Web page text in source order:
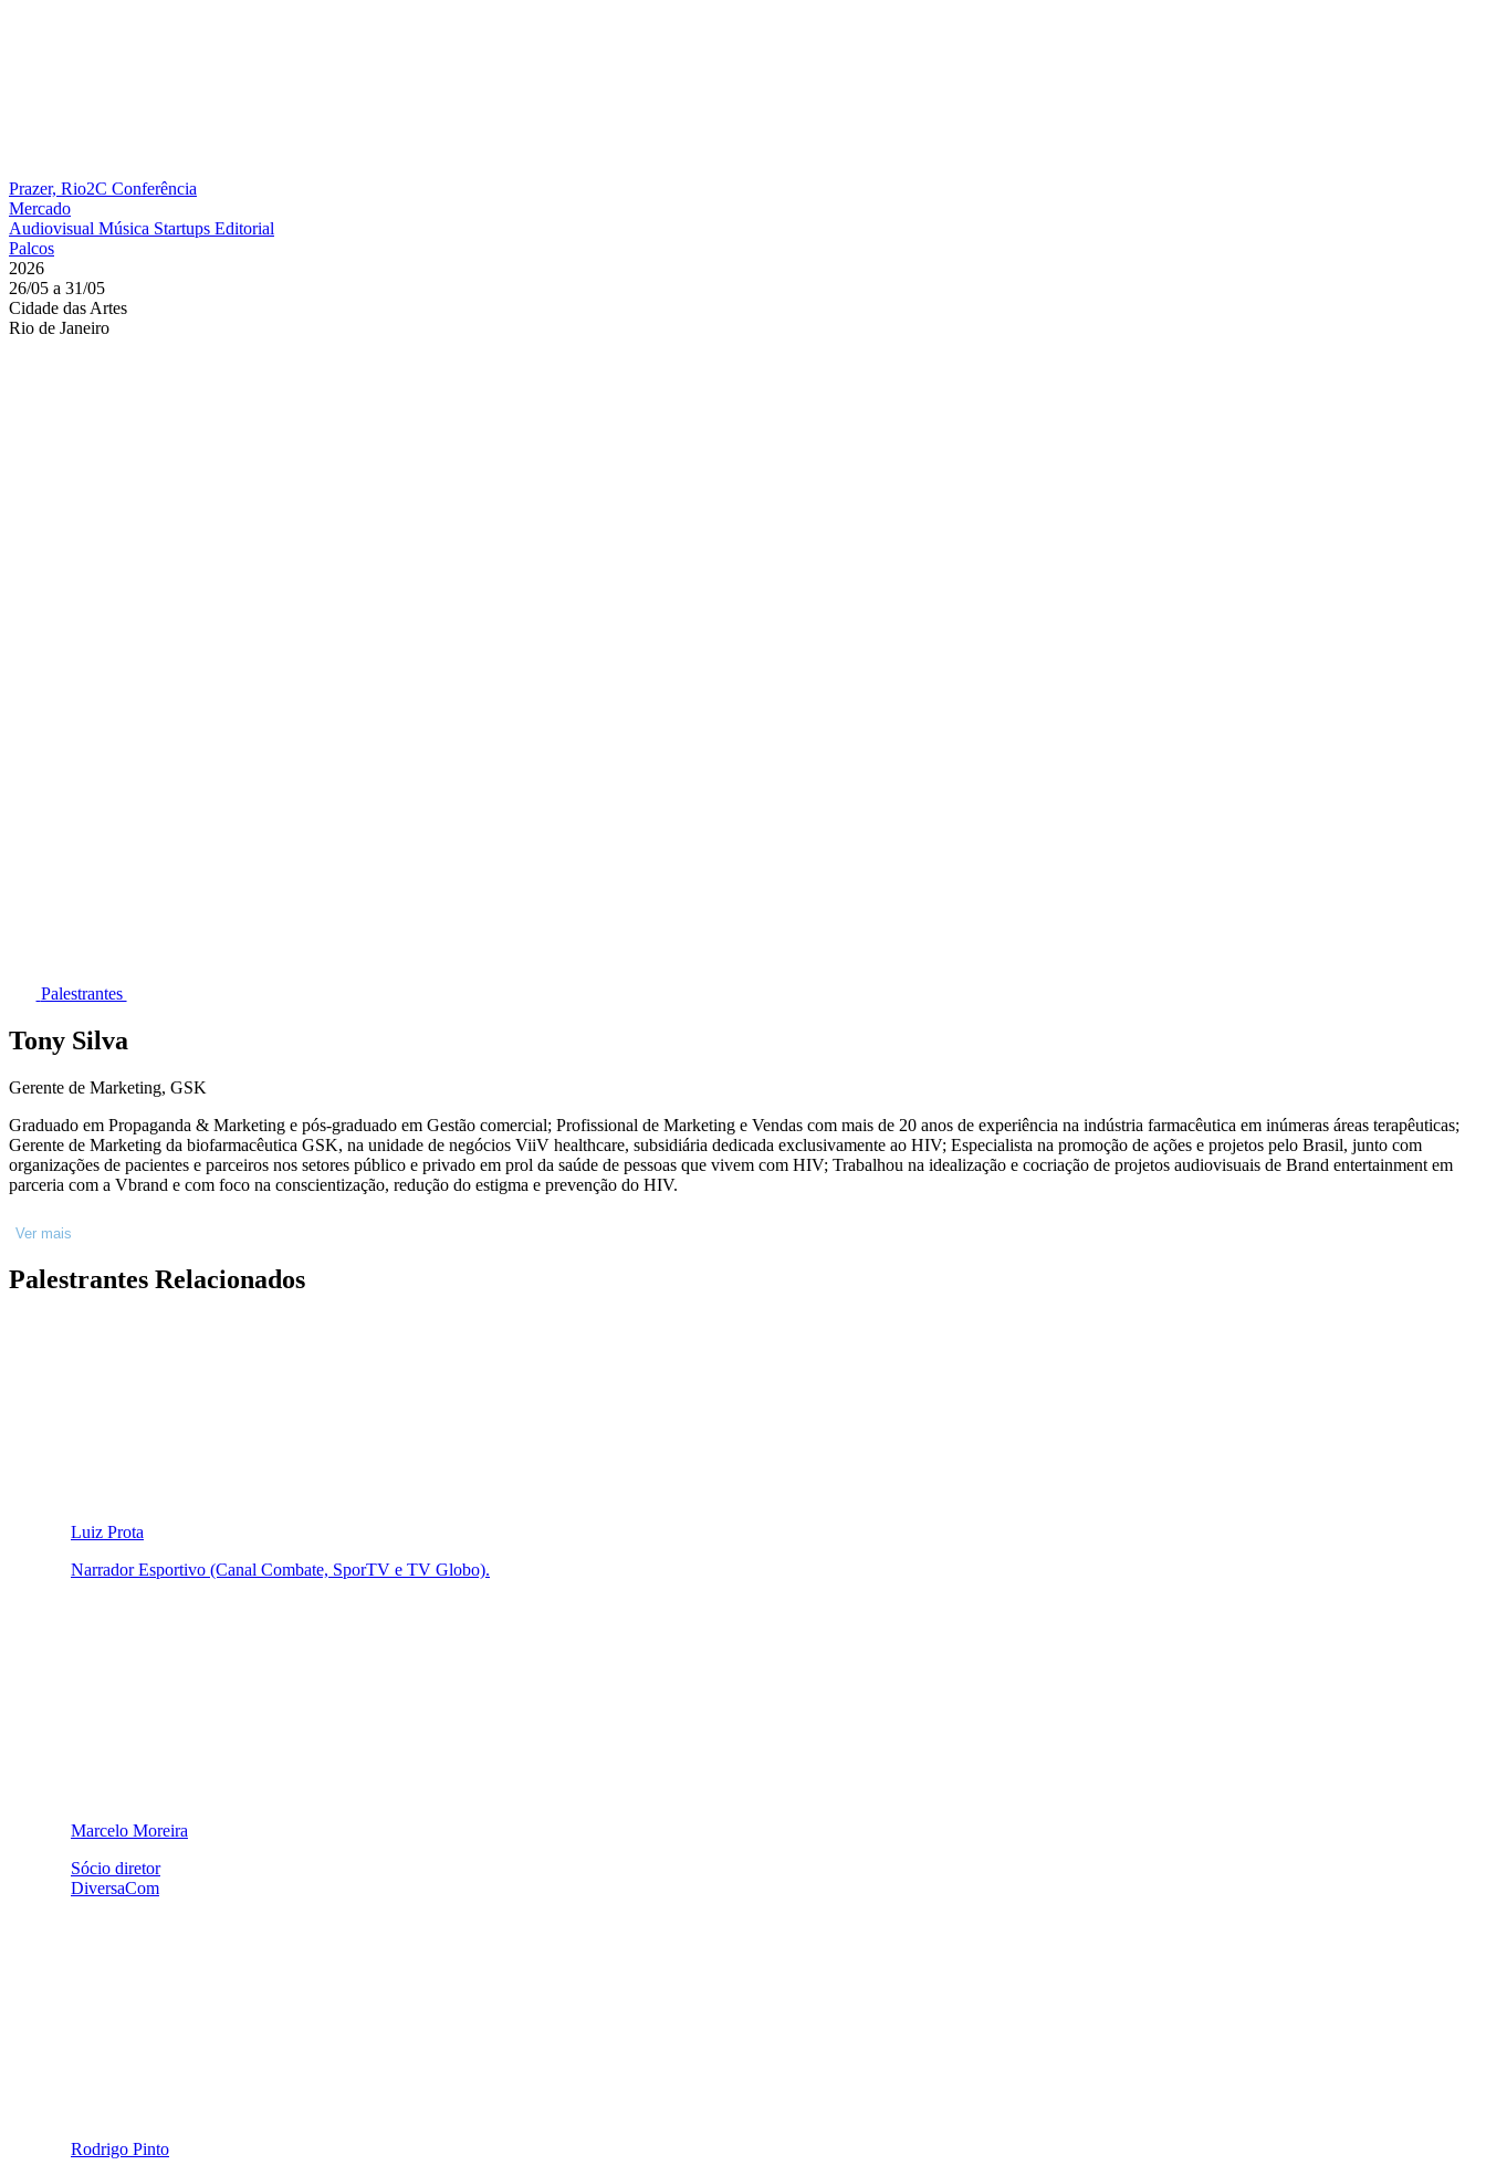
Prazer, Rio2C Conferência
Mercado
Audiovisual Música Startups Editorial
Palcos
2026
26/05 a 31/05
Cidade das Artes
Rio de Janeiro
Palestrantes
Tony Silva
Gerente de Marketing, GSK
Graduado em Propaganda & Marketing e pós-graduado em Gestão comercial; Profissional de Marketing e Vendas com mais de 20 anos de experiência na indústria farmacêutica em inúmeras áreas terapêuticas;
Gerente de Marketing da biofarmacêutica GSK, na unidade de negócios ViiV healthcare, subsidiária dedicada exclusivamente ao HIV; Especialista na promoção de ações e projetos pelo Brasil, junto com
organizações de pacientes e parceiros nos setores público e privado em prol da saúde de pessoas que vivem com HIV; Trabalhou na idealização e cocriação de projetos audiovisuais de Brand entertainment em
parceria com a Vbrand e com foco na conscientização, redução do estigma e prevenção do HIV.
Ver mais
Palestrantes Relacionados
Luiz Prota
Narrador Esportivo (Canal Combate, SporTV e TV Globo).
Marcelo Moreira
Sócio diretor
DiversaCom
Rodrigo Pinto